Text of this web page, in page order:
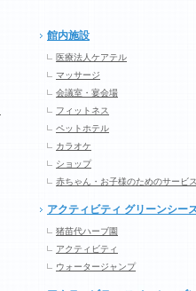
館内施設
医療法人ケアテル
マッサージ
会議室・宴会場
フィットネス
ペットホテル
カラオケ
ショップ
赤ちゃん・お子様のためのサービス
アクティビティ グリーンシー
猪苗代ハーブ園
アクティビティ
ウォータージャンプ